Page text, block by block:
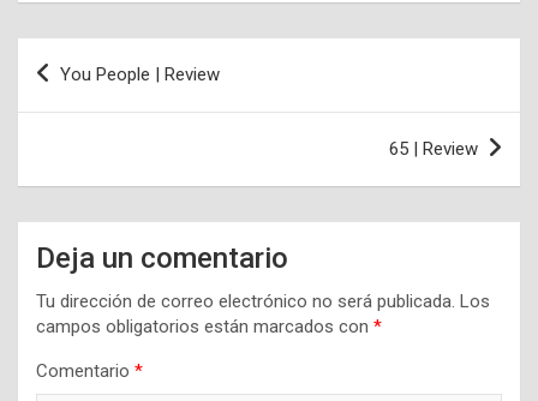
Navegación
de
You People | Review
65 | Review
Deja un comentario
Tu dirección de correo electrónico no será publicada. Los
campos obligatorios están marcados con *
Comentario *